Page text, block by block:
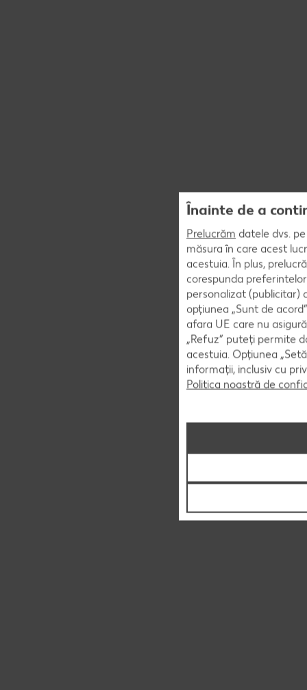
Înainte de a
Prelucrăm datele dvs.
măsura în care acest
acestuia. În plus,
corespunda
personalizat (publicitar)
opțiunea „Sunt de
afara UE care nu
„Refuz” puteți permite
acestuia. Opțiunea
informații, inclusiv cu
Politica noastră de